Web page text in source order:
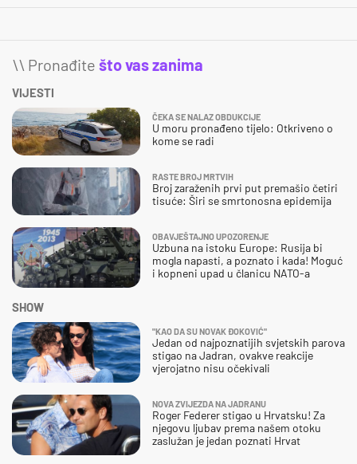
\\ Pronađite što vas zanima
VIJESTI
ČEKA SE NALAZ OBDUKCIJE
U moru pronađeno tijelo: Otkriveno o
kome se radi
RASTE BROJ MRTVIH
Broj zaraženih prvi put premašio četiri
tisuće: Širi se smrtonosna epidemija
OBAVJEŠTAJNO UPOZORENJE
Uzbuna na istoku Europe: Rusija bi
mogla napasti, a poznato i kada! Moguć
i kopneni upad u članicu NATO-a
SHOW
"KAO DA SU NOVAK ĐOKOVIĆ"
Jedan od najpoznatijih svjetskih parova
stigao na Jadran, ovakve reakcije
vjerojatno nisu očekivali
NOVA ZVIJEZDA NA JADRANU
Roger Federer stigao u Hrvatsku! Za
njegovu ljubav prema našem otoku
zaslužan je jedan poznati Hrvat